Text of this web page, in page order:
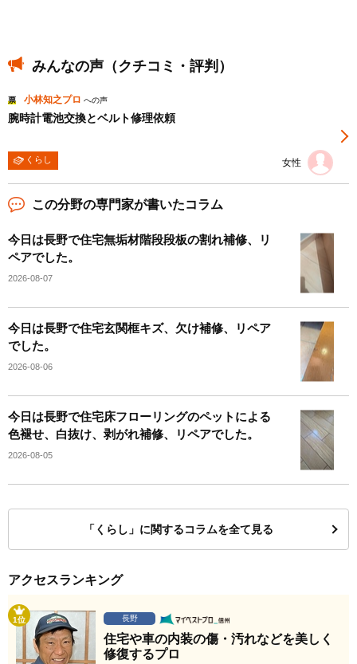
みんなの声（クチコミ・評判）
票 小林知之プロ への声
腕時計電池交換とベルト修理依頼
くらし 女性
この分野の専門家が書いたコラム
今日は長野で住宅無垢材階段段板の割れ補修、リ
ペアでした。
2026-08-07
今日は長野で住宅玄関框キズ、欠け補修、リペア
でした。
2026-08-06
今日は長野で住宅床フローリングのペットによる
色褪せ、白抜け、剥がれ補修、リペアでした。
2026-08-05
「くらし」に関するコラムを全て見る
アクセスランキング
1位 長野
住宅や車の内装の傷・汚れなどを美しく
修復するプロ